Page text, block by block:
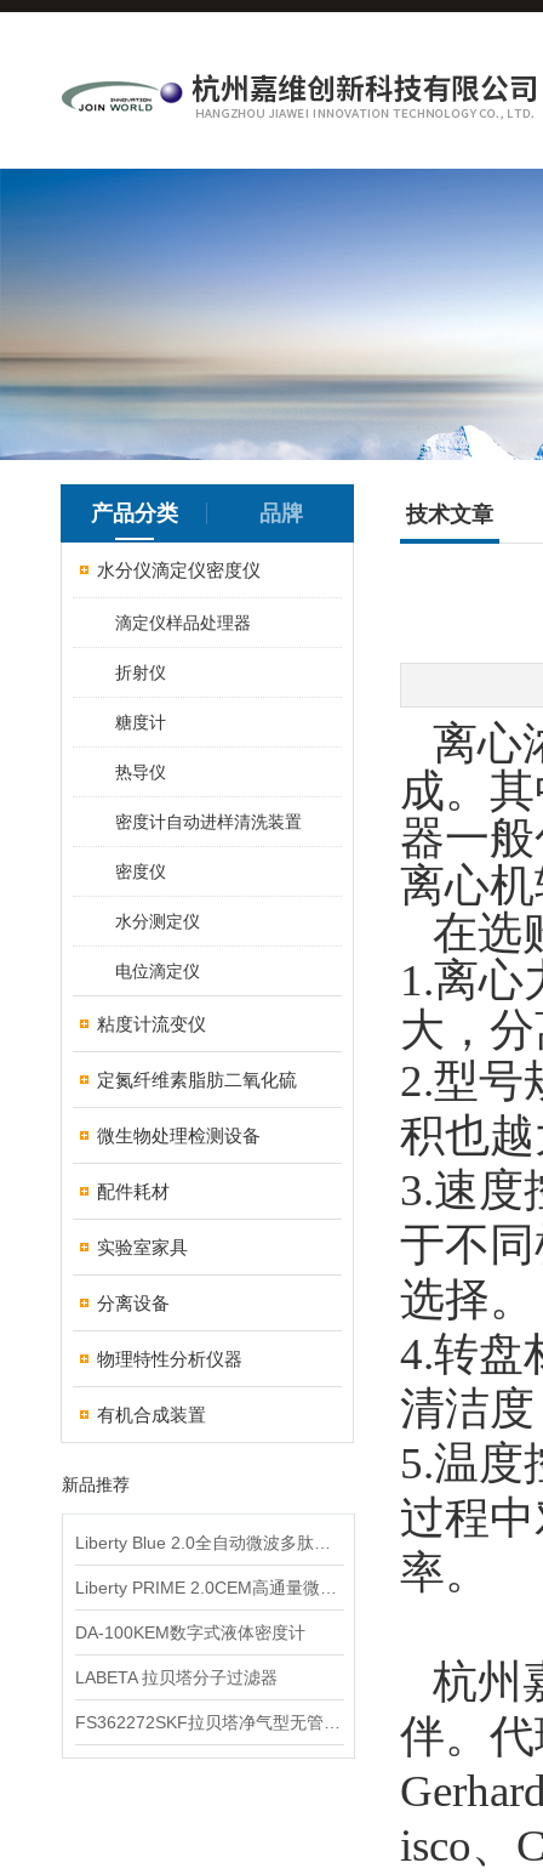
产品分类 品牌
水分仪滴定仪密度仪
滴定仪样品处理器
折射仪
糖度计
热导仪
密度计自动进样清洗装置
密度仪
水分测定仪
电位滴定仪
粘度计流变仪
定氮纤维素脂肪二氧化硫
微生物处理检测设备
配件耗材
实验室家具
分离设备
物理特性分析仪器
有机合成装置
新品推荐
DA-100KEM数字式液体密度计
LABETA 拉贝塔分子过滤器
技术文章
离心
成。
器一
离心
在选
1.离心
大，
2.型号
积也
3.速度
于不
选择。
4.转盘
清洁
5.温度
过程
率。
杭州
伴。
isco、